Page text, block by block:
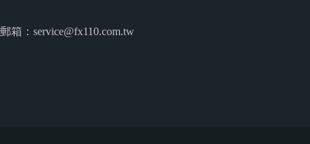
郵箱：service@fx110.com.tw